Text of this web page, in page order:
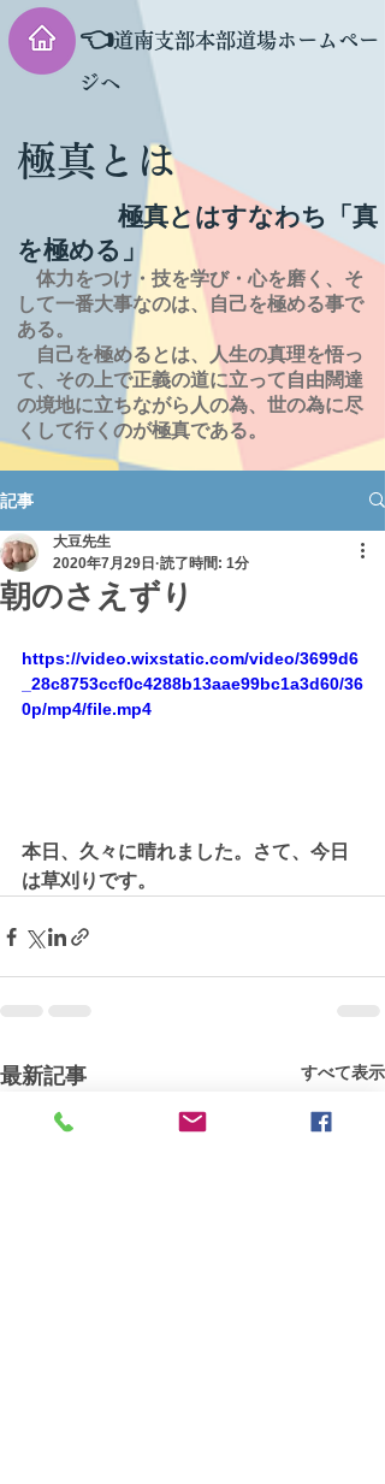
👈道南支部本部道場ホームペー
ジへ
極真とは
極真とはすなわち「真
を極める」
体力をつけ・技を学び・心を磨く、そ
して一番大事なのは、自己を極める事で
ある。
自己を極めるとは、
人生の真理を悟っ
て、その上で正義の道に立って自由闊達
の境地に立ちながら人の為、世の為に尽
くして行くのが極真である。
記事
朝のさえずり
大豆先生
2020年7月29日 読了時間: 1分
https://video.wixstatic.com/video/3699d6
_28c8753ccf0c4288b13aae99bc1a3d60/36
0p/mp4/file.mp4
本日、久々に晴れました。さて、今日
は草刈りです。
最新記事 すべて表示